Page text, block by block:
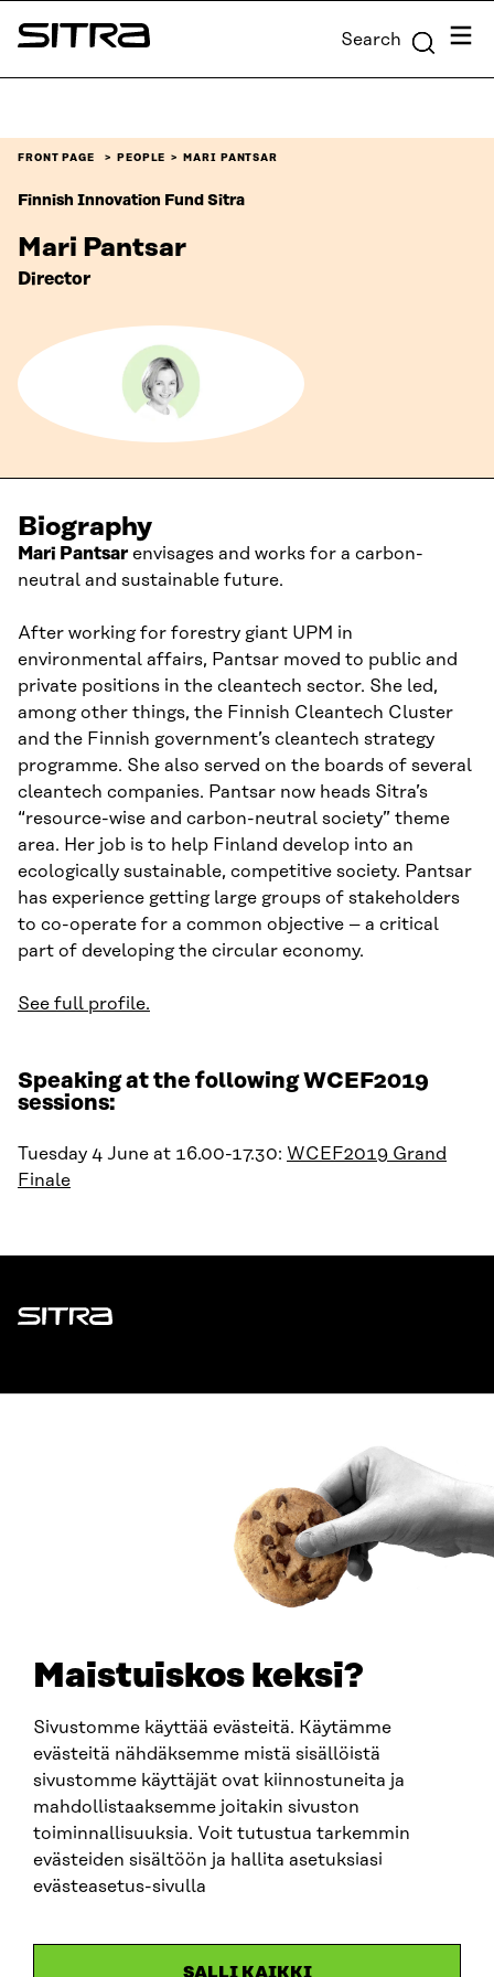
Maistuiskos keksi?
Sivustomme käyttää evästeitä. Käytämme
evästeitä nähdäksemme mistä sisällöistä
sivustomme käyttäjät ovat kiinnostuneita ja
mahdollistaaksemme joitakin sivuston
toiminnallisuuksia. Voit tutustua tarkemmin
evästeiden sisältöön ja hallita asetuksiasi
evästeasetus-sivulla
SALLI KAIKKI
Skip to
content
Sitra Search Menu
FRONT PAGE PEOPLE MARI PANTSAR
Finnish Innovation Fund Sitra
Mari Pantsar
Director
Biography
Mari Pantsar envisages and works for a carbon-
neutral and sustainable future.
After working for forestry giant UPM in
environmental affairs, Pantsar moved to public and
private positions in the cleantech sector. She led,
among other things, the Finnish Cleantech Cluster
and the Finnish government’s cleantech strategy
programme. She also served on the boards of several
cleantech companies. Pantsar now heads Sitra’s
“resource-wise and carbon-neutral society” theme
area. Her job is to help Finland develop into an
ecologically sustainable, competitive society. Pantsar
has experience getting large groups of stakeholders
to co-operate for a common objective – a critical
part of developing the circular economy.
See full profile.
Speaking at the following WCEF2019
sessions:
Tuesday 4 June at 16.00-17.30: WCEF2019 Grand
Finale
Sitra
firstname.lastname@sitra.fi
SITRA ON SOCIAL MEDIA
LinkedIn
Instagram